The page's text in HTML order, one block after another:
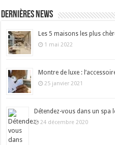
Dernières news
Les 5 maisons les plus
1 mai 2022
Montre de luxe :
25 janvier 2021
Détendez-vous dans un
24 décembre 2020